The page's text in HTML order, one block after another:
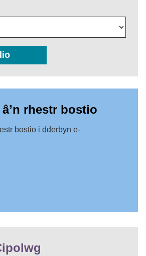
rhestr bostio
bostio i dderbyn e-